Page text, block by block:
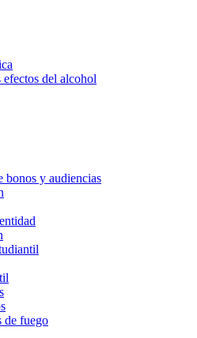
del alcohol
bonos y audiencias
de fuego